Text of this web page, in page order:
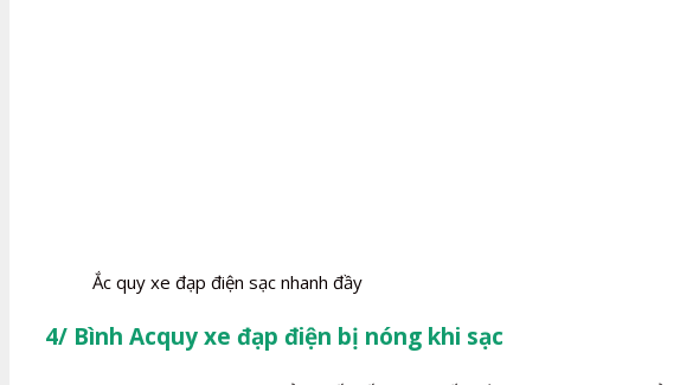
Ắc quy xe đạp điện sạc nhanh đầy
4/ Bình Acquy xe đạp điện bị nóng khi sạc